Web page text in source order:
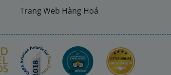
Trang Web Hàng Hoá